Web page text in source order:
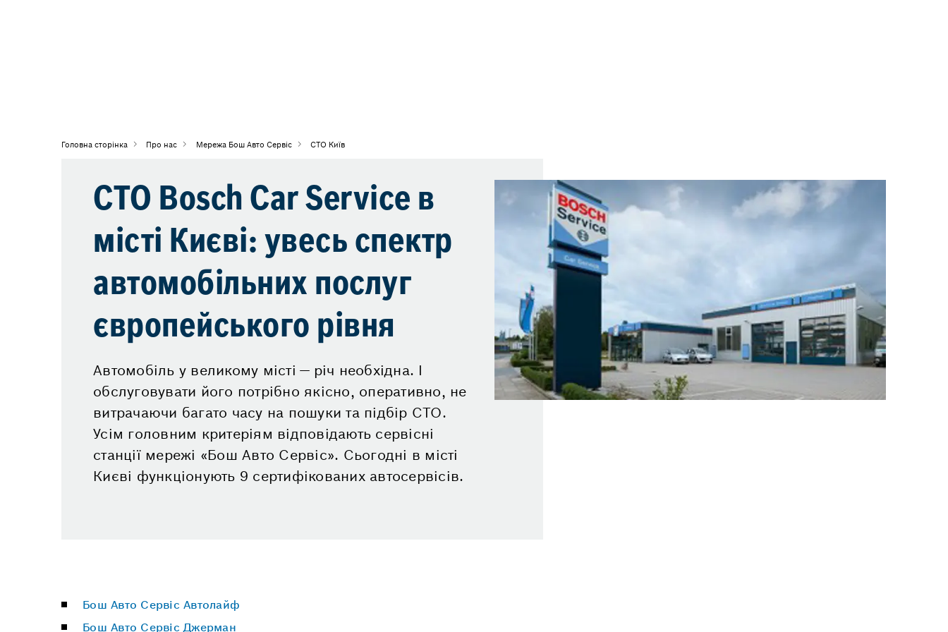
Головна сторiнка Про нас Мережа Бош Авто Сервіс СТО Київ
СТО Bosch Car Serviсe в
місті Києві: увесь спектр
автомобільних послуг
європейського рівня
Автомобіль у великому місті — річ необхідна. І
обслуговувати його потрібно якісно, оперативно, не
витрачаючи багато часу на пошуки та підбір СТО.
Усім головним критеріям відповідають сервісні
станції мережі «Бош Авто Сервіс». Сьогодні в місті
Києві функціонують 9 сертифікованих автосервісів.
Бош Авто Сервіс Автолайф
Бош Авто Сервіс Джерман